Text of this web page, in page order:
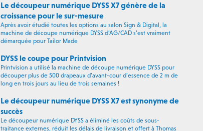
Le découpeur numérique DYSS X7 génère de la
croissance pour le sur-mesure
Après avoir étudié toutes les options au salon Sign & Digital, la
machine de découpe numérique DYSS d’AG/CAD s’est vraiment
démarquée pour Tailor Made
DYSS le coupe pour Printvision
Printvision a utilisé la machine de découpe numérique DYSS pour
découper plus de 500 drapeaux d’avant-cour d’essence de 2 m de
long en trois jours au lieu de trois semaines !
Le découpeur numérique DYSS X7 est synonyme de
succès
Le découpeur numérique DYSS a éliminé les coûts de sous-
traitance externes, réduit les délais de livraison et offert à Thomas